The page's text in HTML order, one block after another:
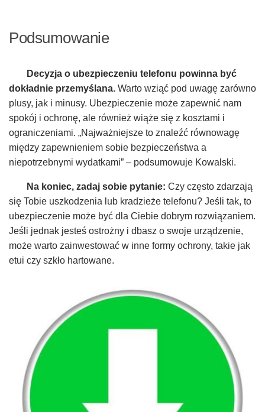
Podsumowanie
Decyzja o ubezpieczeniu telefonu powinna być
dokładnie przemyślana. Warto wziąć pod uwagę zarówno
plusy, jak i minusy. Ubezpieczenie może zapewnić nam
spokój i ochronę, ale również wiąże się z kosztami i
ograniczeniami. „Najważniejsze to znaleźć równowagę
między zapewnieniem sobie bezpieczeństwa a
niepotrzebnymi wydatkami” – podsumowuje Kowalski.
Na koniec, zadaj sobie pytanie: Czy często zdarzają
się Tobie uszkodzenia lub kradzieże telefonu? Jeśli tak, to
ubezpieczenie może być dla Ciebie dobrym rozwiązaniem.
Jeśli jednak jesteś ostrożny i dbasz o swoje urządzenie,
może warto zainwestować w inne formy ochrony, takie jak
etui czy szkło hartowane.